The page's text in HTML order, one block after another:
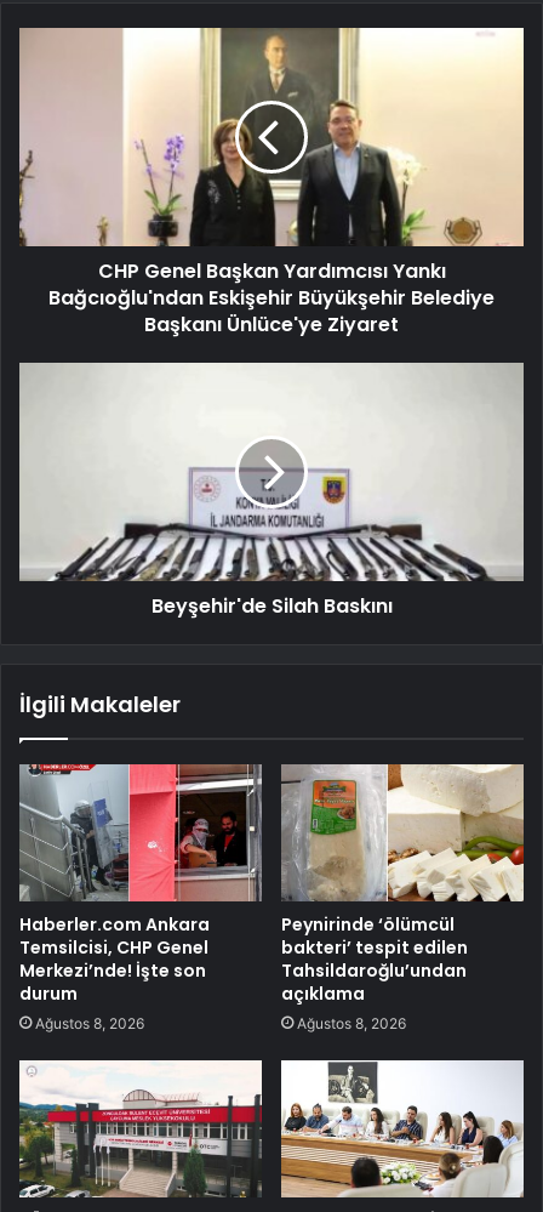
CHP Genel Başkan Yardımcısı Yankı
Bağcıoğlu'ndan Eskişehir Büyükşehir Belediye
Başkanı Ünlüce'ye Ziyaret
Beyşehir'de Silah Baskını
İlgili Makaleler
Haberler.com Ankara
Temsilcisi, CHP Genel
Merkezi’nde! İşte son
durum
Ağustos 8, 2026
Peynirinde ‘ölümcül
bakteri’ tespit edilen
Tahsildaroğlu’undan
açıklama
Ağustos 8, 2026